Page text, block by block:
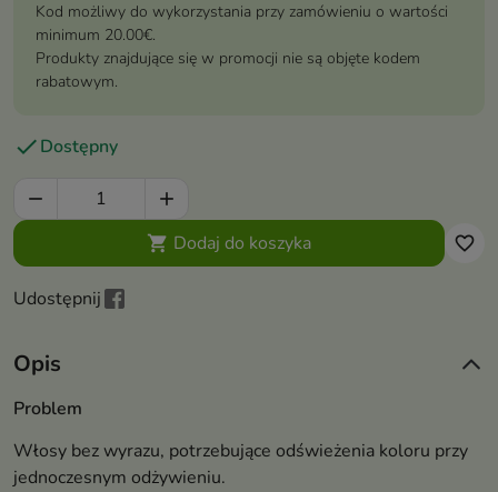
Kod możliwy do wykorzystania przy zamówieniu o wartości
minimum 20.00€.
Produkty znajdujące się w promocji nie są objęte kodem
rabatowym.
Dostępny


 Dodaj do koszyka favorite_border
Udostępnij
Opis
Problem
Włosy bez wyrazu, potrzebujące odświeżenia koloru przy
jednoczesnym odżywieniu.